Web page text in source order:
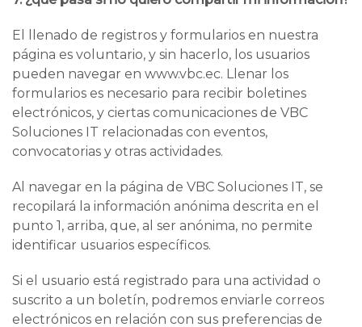
El llenado de registros y formularios en nuestra
página es voluntario, y sin hacerlo, los usuarios
pueden navegar en www.vbc.ec. Llenar los
formularios es necesario para recibir boletines
electrónicos, y ciertas comunicaciones de VBC
Soluciones IT relacionadas con eventos,
convocatorias y otras actividades.
Al navegar en la página de VBC Soluciones IT, se
recopilará la información anónima descrita en el
punto 1, arriba, que, al ser anónima, no permite
identificar usuarios específicos.
Si el usuario está registrado para una actividad o
suscrito a un boletín, podremos enviarle correos
electrónicos en relación con sus preferencias de